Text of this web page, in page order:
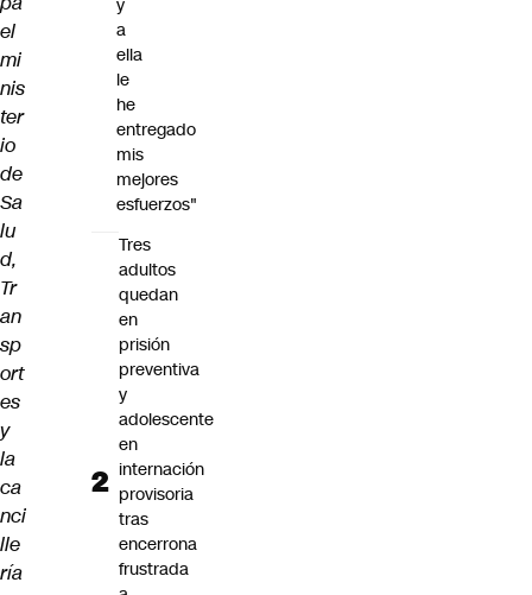
el
mi
nis
ter
io
de
Sa
lu
d,
Tr
an
sp
ort
es
y
la
ca
nci
lle
ría
y
a
ella
le
he
entregado
mis
mejores
esfuerzos"
Tres
adultos
quedan
en
prisión
preventiva
y
adolescente
en
internación
provisoria
tras
encerrona
frustrada